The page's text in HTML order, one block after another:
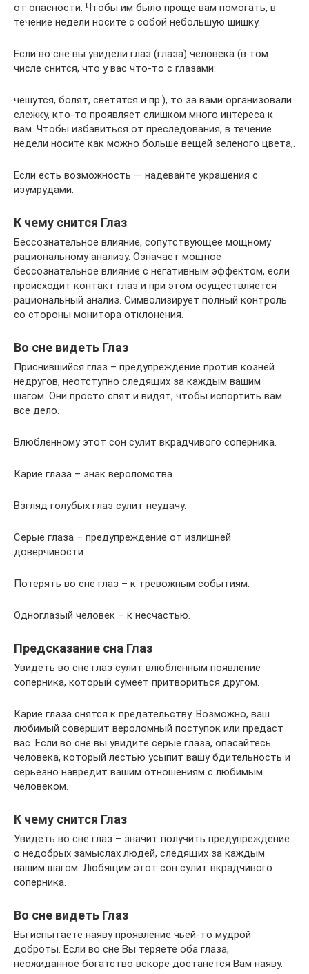
от опасности. Чтобы им было проще вам помогать, в
течение недели носите с собой небольшую шишку.
Если во сне вы увидели глаз (глаза) человека (в том
числе снится, что у вас что-то с глазами:
чешутся, болят, светятся и пр.), то за вами организовали
слежку, кто-то проявляет слишком много интереса к
вам. Чтобы избавиться от преследования, в течение
недели носите как можно больше вещей зеленого цвета,.
Если есть возможность — надевайте украшения с
изумрудами.
К чему снится Глаз
Бессознательное влияние, сопутствующее мощному
рациональному анализу. Означает мощное
бессознательное влияние с негативным эффектом, если
происходит контакт глаз и при этом осуществляется
рациональный анализ. Символизирует полный контроль
со стороны монитора отклонения.
Во сне видеть Глаз
Приснившийся глаз – предупреждение против козней
недругов, неотступно следящих за каждым вашим
шагом. Они просто спят и видят, чтобы испортить вам
все дело.
Влюбленному этот сон сулит вкрадчивого соперника.
Карие глаза – знак вероломства.
Взгляд голубых глаз сулит неудачу.
Серые глаза – предупреждение от излишней
доверчивости.
Потерять во сне глаз – к тревожным событиям.
Одноглазый человек – к несчастью.
Предсказание сна Глаз
Увидеть во сне глаз сулит влюбленным появление
соперника, который сумеет притвориться другом.
Карие глаза снятся к предательству. Возможно, ваш
любимый совершит вероломный поступок или предаст
вас. Если во сне вы увидите серые глаза, опасайтесь
человека, который лестью усыпит вашу бдительность и
серьезно навредит вашим отношениям с любимым
человеком.
К чему снится Глаз
Увидеть во сне глаз – значит получить предупреждение
о недобрых замыслах людей, следящих за каждым
вашим шагом. Любящим этот сон сулит вкрадчивого
соперника.
Во сне видеть Глаз
Вы испытаете наяву проявление чьей-то мудрой
доброты. Если во сне Вы теряете оба глаза,
неожиданное богатство вскоре достанется Вам наяву.